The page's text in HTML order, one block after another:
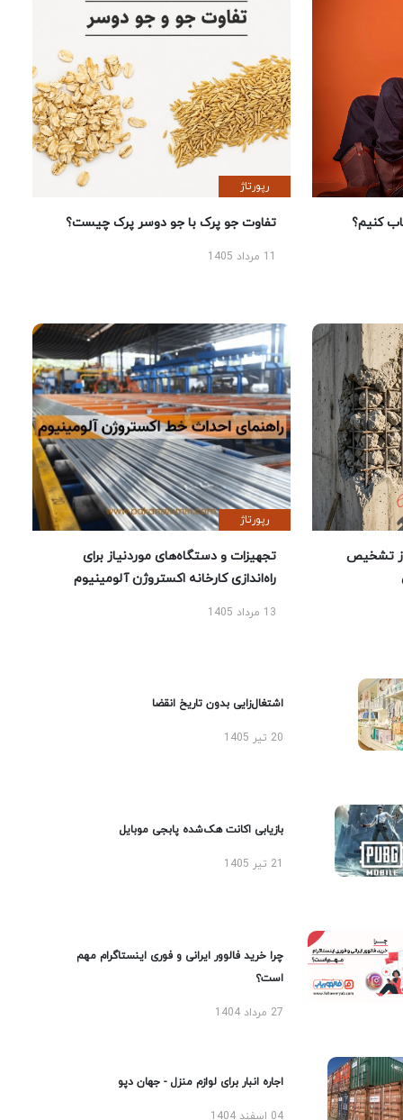
کنیم؟
رپورتاژ
تفاوت جو پرک با جو دوسر پرک چیست؟
تشخیص
رپورتاژ
تجهیزات و دستگاه‌های موردنیاز برای
راه‌اندازی کارخانه اکستروژن آلومینیوم
13 مرداد 1405
اشتغال‌زایی بدون تاریخ انقضا
20 تیر 1405
بازیابی اکانت هک‌شده پابجی موبایل
چرا خرید فالوور ایرانی و فوری اینستاگرام مهم
است؟
27 مرداد 1404
اجاره انبار برای لوازم منزل - جهان دپو
04 اسفند 1404